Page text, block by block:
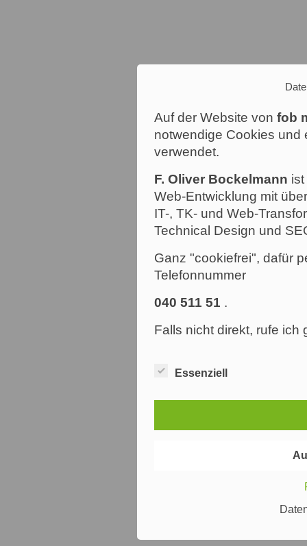
Auf der Website von fob
notwendige Cookies und
verwendet.
F. Oliver Bockelmann
Web-Entwicklung mit
IT-, TK- und Web-
Technical Design und
Ganz "cookiefrei", dafür
Telefonnummer
040 511 51 .
Falls nicht direkt, rufe ich
Essenziell